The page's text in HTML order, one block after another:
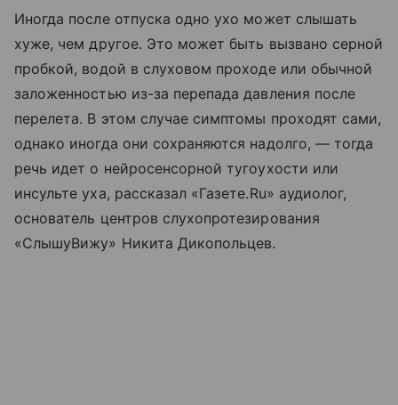
Иногда после отпуска одно ухо может слышать
хуже, чем другое. Это может быть вызвано серной
пробкой, водой в слуховом проходе или обычной
заложенностью из-за перепада давления после
перелета. В этом случае симптомы проходят сами,
однако иногда они сохраняются надолго, — тогда
речь идет о нейросенсорной тугоухости или
инсульте уха, рассказал «Газете.Ru» аудиолог,
основатель центров слухопротезирования
«СлышуВижу» Никита Дикопольцев.